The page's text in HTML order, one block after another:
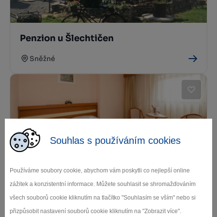
Souhlas s používáním cookies
Používáme soubory cookie, abychom vám poskytli co nejlepší online
zážitek a konzistentní informace. Můžete souhlasit se shromažďováním
všech souborů cookie kliknutím na tlačítko "Souhlasím se vším" nebo si
přizpůsobit nastavení souborů cookie kliknutím na "Zobrazit více".
Penzion u Šlechtičen
Sněžné
Hotel Svratka
Svratka